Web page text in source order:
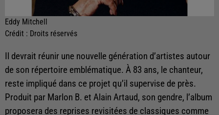
Eddy Mitchell
Crédit : Droits réservés
Il devrait réunir une nouvelle génération d’artistes autour
de son répertoire emblématique. À 83 ans, le chanteur,
reste impliqué dans ce projet qu’il supervise de près.
Produit par Marlon B. et Alain Artaud, son gendre, l’album
proposera des reprises revisitées de classiques comme